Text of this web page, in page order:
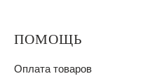
ПОМОЩЬ
Оплата товаров